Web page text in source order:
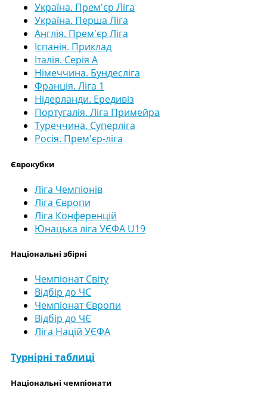
Україна. Прем'єр Ліга
Україна. Перша Ліга
Англія. Прем'єр Ліга
Іспанія. Приклад
Італія. Серія А
Німеччина. Бундесліга
Франція. Ліга 1
Нідерланди. Ередивіз
Португалія. Ліга Примейра
Туреччина. Суперліга
Росія. Прем'єр-ліга
Єврокубки
Ліга Чемпіонів
Ліга Європи
Ліга Конференцій
Юнацька ліга УЄФА U19
Національні збірні
Чемпіонат Світу
Відбір до ЧС
Чемпіонат Європи
Відбір до ЧЄ
Ліга Націй УЄФА
Турнірні таблиці
Національні чемпіонати